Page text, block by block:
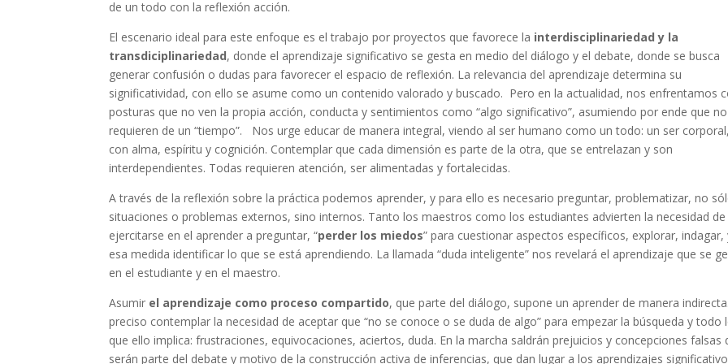
de un todo con la reflexión acción.
El escenario ideal para este enfoque es el trabajo por proyectos que favorece la interdisciplinariedad y la
transdiciplinariedad, donde el aprendizaje significativo se gesta en medio del diálogo y el debate, donde se busca
generar confusión o dudas para favorecer el espacio de reflexión. La relevancia del aprendizaje determina su
significatividad, con ello se asume como un contenido valorado y buscado. Pero en la actualidad, nos enfrentamos
posturas que no ven la propia acción, conducta y sentimientos como “algo significativo”, asumiendo por ende que no
requieren de un “tiempo”. Nos urge educar de manera integral, viendo al ser humano como un todo: un ser
con alma, espíritu y cognición. Contemplar que cada dimensión es parte de la otra, que se entrelazan y son
interdependientes. Todas requieren atención, ser alimentadas y fortalecidas.
A través de la reflexión sobre la práctica podemos aprender, y para ello es necesario preguntar, problematizar, no
situaciones o problemas externos, sino internos. Tanto los maestros como los estudiantes advierten la necesidad de
ejercitarse en el aprender a preguntar, “perder los miedos” para cuestionar aspectos específicos, explorar, indagar,
esa medida identificar lo que se está aprendiendo. La llamada “duda inteligente” nos revelará el aprendizaje que se
en el estudiante y en el maestro.
Asumir el aprendizaje como proceso compartido, que parte del diálogo, supone un aprender de manera
preciso contemplar la necesidad de aceptar que “no se conoce o se duda de algo” para empezar la búsqueda y todo
que ello implica: frustraciones, equivocaciones, aciertos, duda. En la marcha saldrán prejuicios y concepciones falsas
serán parte del debate y motivo de la construcción activa de inferencias, que dan lugar a los aprendizajes